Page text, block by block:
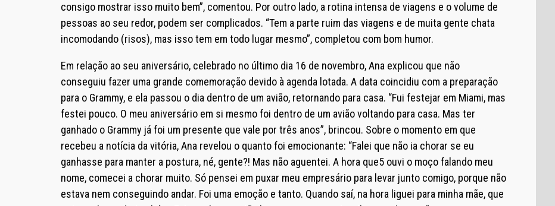
consigo mostrar isso muito bem”, comentou. Por outro lado, a rotina intensa de viagens e o volume de
pessoas ao seu redor, podem ser complicados. “Tem a parte ruim das viagens e de muita gente chata
incomodando (risos), mas isso tem em todo lugar mesmo”, completou com bom humor.
Em relação ao seu aniversário, celebrado no último dia 16 de novembro, Ana explicou que não
conseguiu fazer uma grande comemoração devido à agenda lotada. A data coincidiu com a preparação
para o Grammy, e ela passou o dia dentro de um avião, retornando para casa. “Fui festejar em Miami, mas
festei pouco. O meu aniversário em si mesmo foi dentro de um avião voltando para casa. Mas ter
ganhado o Grammy já foi um presente que vale por três anos”, brincou. Sobre o momento em que
recebeu a notícia da vitória, Ana revelou o quanto foi emocionante: “Falei que não ia chorar se eu
ganhasse para manter a postura, né, gente?! Mas não aguentei. A hora que5 ouvi o moço falando meu
nome, comecei a chorar muito. Só pensei em puxar meu empresário para levar junto comigo, porque não
estava nem conseguindo andar. Foi uma emoção e tanto. Quando saí, na hora liguei para minha mãe, que